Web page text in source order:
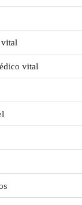
vital
vital